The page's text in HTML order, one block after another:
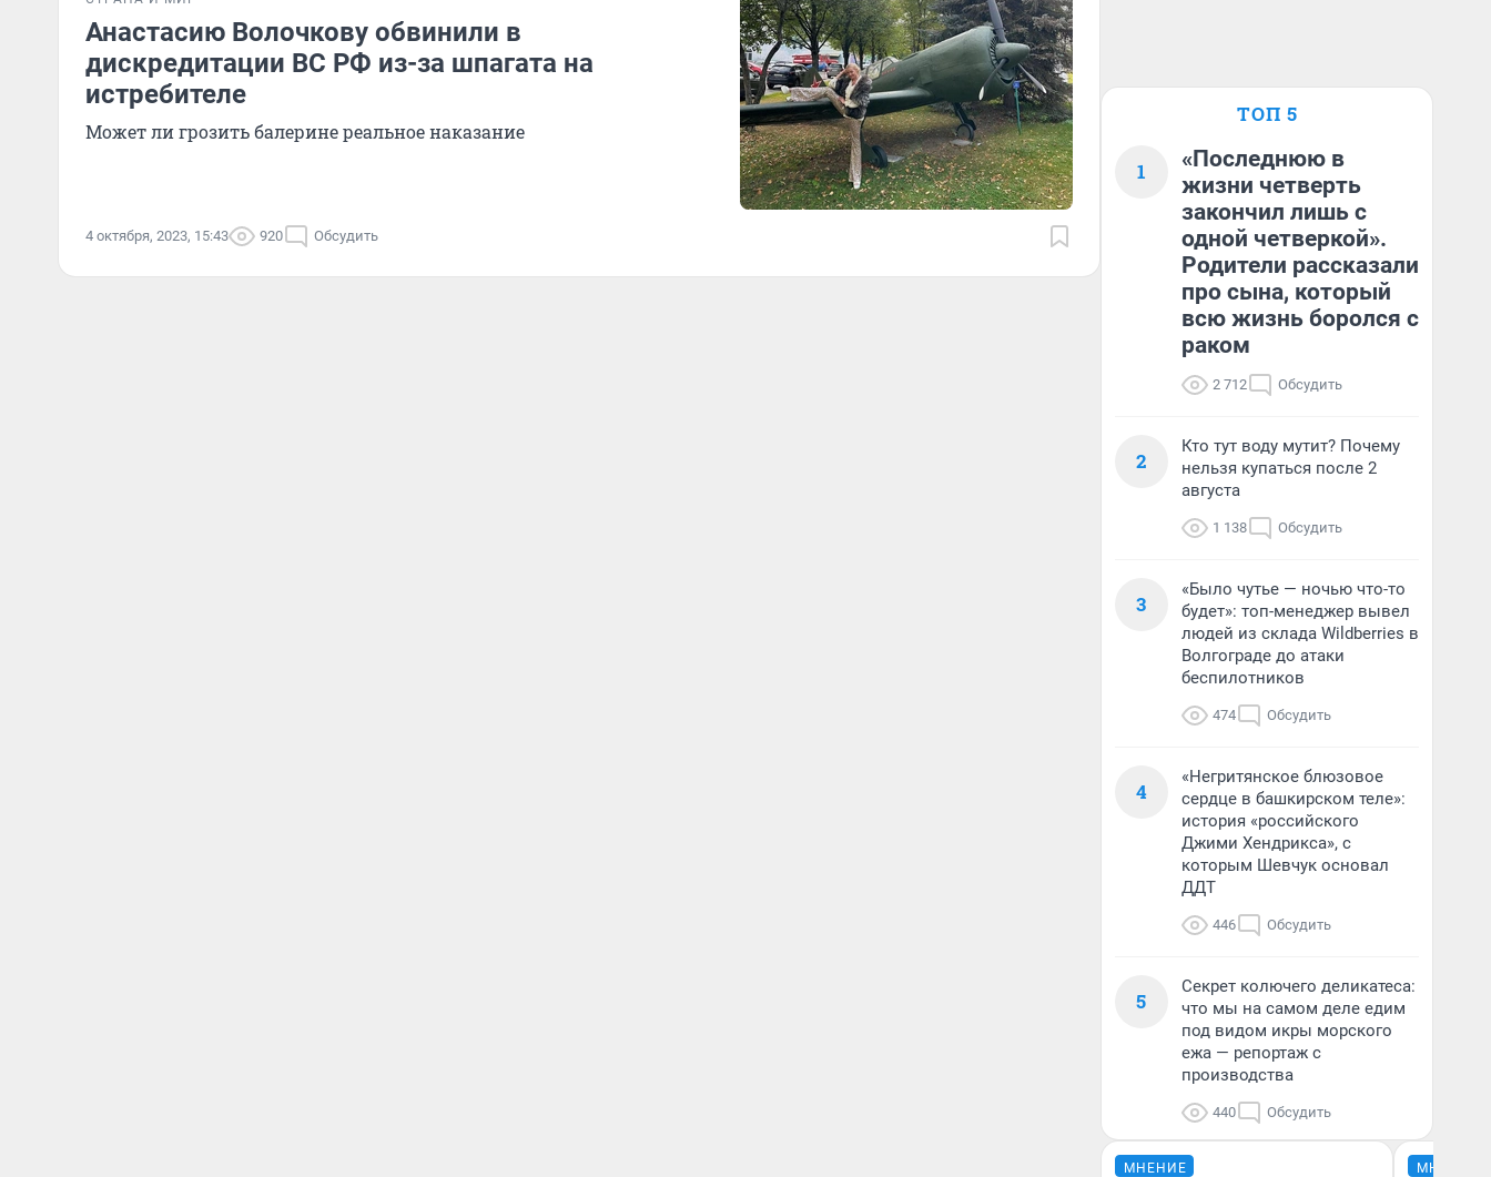
Анастасию Волочкову обвинили в
дискредитации ВС РФ из-за шпагата на
истребителе
Может ли грозить балерине реальное наказание
4 октября, 2023, 15:43 920 Обсудить
ТОП 5
1
«Последнюю в
жизни четверть
закончил лишь с
одной четверкой».
Родители рассказали
про сына, который
всю жизнь боролся с
раком
2 712 Обсудить
2
Кто тут воду мутит? Почему
нельзя купаться после 2
августа
1 138 Обсудить
3
«Было чутье — ночью что-то
будет»: топ-менеджер вывел
людей из склада Wildberries в
Волгограде до атаки
беспилотников
474 Обсудить
4
«Негритянское блюзовое
сердце в башкирском теле»:
история «российского
Джими Хендрикса», с
которым Шевчук основал
ДДТ
446 Обсудить
5
Секрет колючего деликатеса:
что мы на самом деле едим
под видом икры морского
ежа — репортаж с
производства
440 Обсудить
МНЕНИЕ МНЕНИЕ